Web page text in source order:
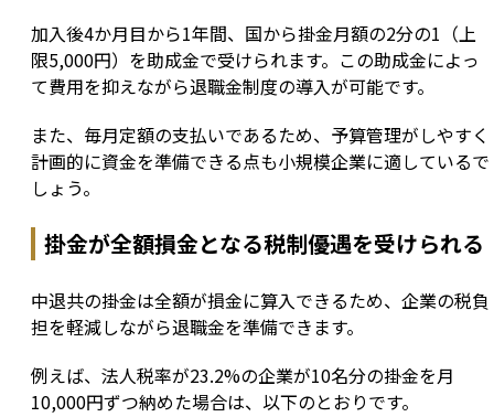
加入後4か月目から1年間、国から掛金月額の2分の1（上
限5,000円）を助成金で受けられます。この助成金によっ
て費用を抑えながら退職金制度の導入が可能です。
また、毎月定額の支払いであるため、予算管理がしやすく
計画的に資金を準備できる点も小規模企業に適しているで
しょう。
掛金が全額損金となる税制優遇を受けられる
中退共の掛金は全額が損金に算入できるため、企業の税負
担を軽減しながら退職金を準備できます。
例えば、法人税率が23.2%の企業が10名分の掛金を月
10,000円ずつ納めた場合は、以下のとおりです。